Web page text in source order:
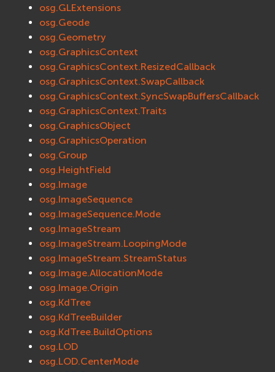
osg.GLExtensions
osg.Geode
osg.Geometry
osg.GraphicsContext
osg.GraphicsContext.ResizedCallback
osg.GraphicsContext.SwapCallback
osg.GraphicsContext.SyncSwapBuffersCallback
osg.GraphicsContext.Traits
osg.GraphicsObject
osg.GraphicsOperation
osg.Group
osg.HeightField
osg.Image
osg.ImageSequence
osg.ImageSequence.Mode
osg.ImageStream
osg.ImageStream.LoopingMode
osg.ImageStream.StreamStatus
osg.Image.AllocationMode
osg.Image.Origin
osg.KdTree
osg.KdTreeBuilder
osg.KdTree.BuildOptions
osg.LOD
osg.LOD.CenterMode